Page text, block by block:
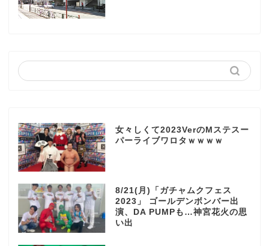
女々しくて2023VerのMステスー
パーライブワロタｗｗｗｗ
8/21(月)「ガチャムクフェス
2023」 ゴールデンボンバー出
演、DA PUMPも…神宮花火の思
い出